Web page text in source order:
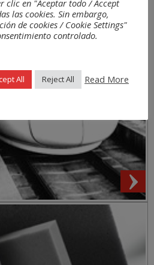
clic en "Aceptar todo / Accept
las cookies. Sin embargo,
de cookies / Cookie Settings"
controlado.
All Reject All Read More